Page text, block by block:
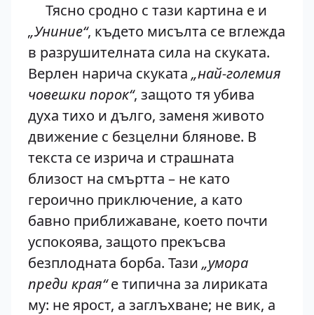
Тясно сродно с тази картина е и
„Униние“, където мисълта се вглежда
в разрушителната сила на скуката.
Верлен нарича скуката „най-големия
човешки порок“, защото тя убива
духа тихо и дълго, заменя живото
движение с безцелни блянове. В
текста се изрича и страшната
близост на смъртта – не като
героично приключение, а като
бавно приближаване, което почти
успокоява, защото прекъсва
безплодната борба. Тази „умора
преди края“е типична за лириката
му: не ярост, а заглъхване; не вик, а